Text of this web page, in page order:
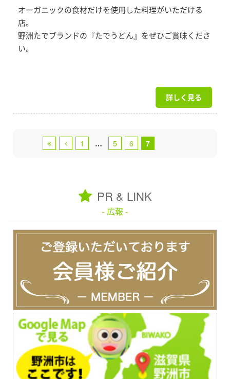
オーガニックの食材だけを使用した料理がいただける
店。
野洲たでブランドの『たでうどん』をぜひご賞味くださ
い。
詳しく見る
1 … 5 6 7
PR & LINK
- 広報 -